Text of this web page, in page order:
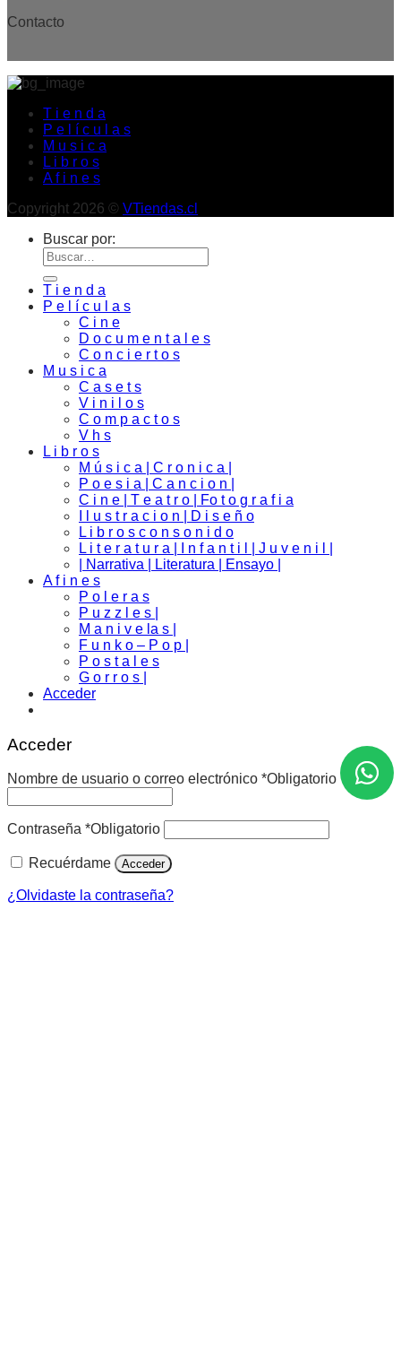
Contacto
T i e n d a
P e l í c u l a s
M u s i c a
L i b r o s
A f i n e s
Copyright 2026 © VTiendas.cl
Buscar por:
T i e n d a
P e l í c u l a s
C i n e
D o c u m e n t a l e s
C o n c i e r t o s
M u s i c a
C a s e t s
V i n i l o s
C o m p a c t o s
V h s
L i b r o s
M ú s i c a | C r o n i c a |
P o e s i a | C a n c i o n |
C i n e | T e a t r o | Fo t o g r a f i a
I l u s t r a c i o n | D i s e ñ o
L i b r o s c o n s o n i d o
L i t e r a t u r a | I n f a n t i l | J u v e n i l |
| Narrativa | Literatura | Ensayo |
A f i n e s
P o l e r a s
P u z z l e s |
M a n i v e la s |
F u n k o – P o p |
P o s t a l e s
G o r r o s |
Acceder
Acceder
Nombre de usuario o correo electrónico *Obligatorio
Contraseña *Obligatorio
Recuérdame Acceder
¿Olvidaste la contraseña?